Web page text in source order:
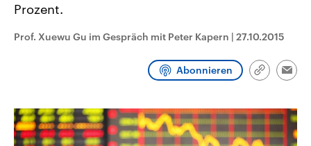
Prozent.
Prof. Xuewu Gu im Gespräch mit Peter Kapern | 27.10.2015
Abonnieren
Link